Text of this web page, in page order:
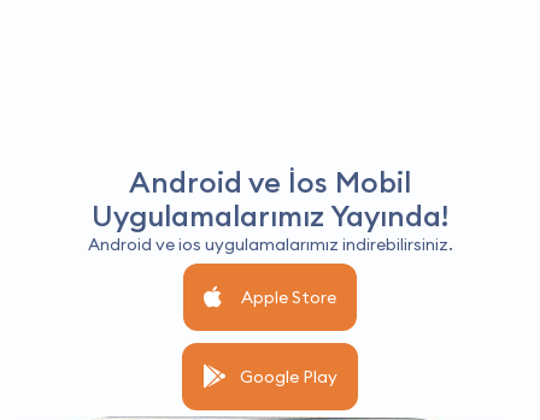
Android ve İos Mobil
Uygulamalarımız Yayında!
Android ve ios uygulamalarımız indirebilirsiniz.
Apple Store
Google Play